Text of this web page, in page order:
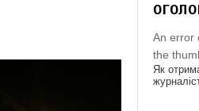
An error
the
Як